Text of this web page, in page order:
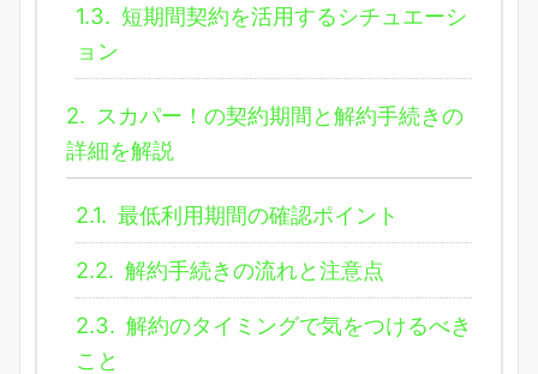
1.3. 短期間契約を活用するシチュエーシ
ョン
2. スカパー！の契約期間と解約手続きの
詳細を解説
2.1. 最低利用期間の確認ポイント
2.2. 解約手続きの流れと注意点
2.3. 解約のタイミングで気をつけるべき
こと